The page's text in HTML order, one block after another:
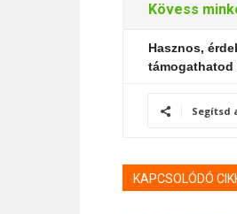
Kövess
Hasznos,
támogathatod
Segítsd
KAPCSOLÓDÓ